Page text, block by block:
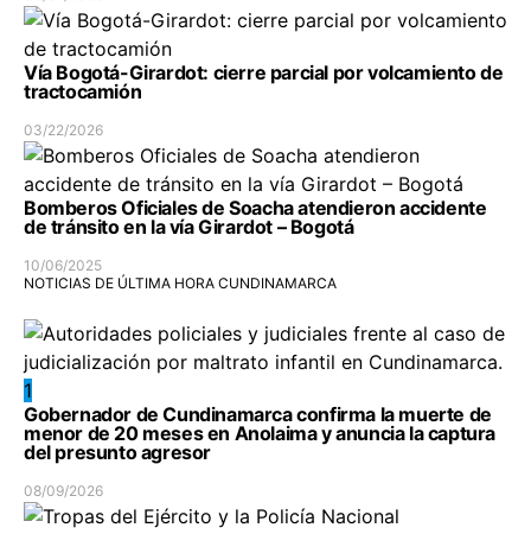
Vía Bogotá-Girardot: cierre parcial por volcamiento de
tractocamión
03/22/2026
Bomberos Oficiales de Soacha atendieron accidente
de tránsito en la vía Girardot – Bogotá
10/06/2025
NOTICIAS DE ÚLTIMA HORA CUNDINAMARCA
1
Gobernador de Cundinamarca confirma la muerte de
menor de 20 meses en Anolaima y anuncia la captura
del presunto agresor
08/09/2026